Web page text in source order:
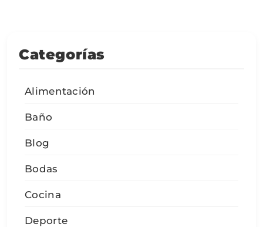
Categorías
Alimentación
Baño
Blog
Bodas
Cocina
Deporte